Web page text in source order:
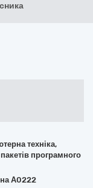
техніка,
програмного
А0222